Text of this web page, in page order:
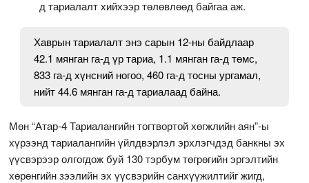
д тариалалт хийхээр төлөвлөөд байгаа аж.
Хаврын тариалалт энэ сарын 12-ны байдлаар
42.1 мянган га-д үр тариа, 1.1 мянган га-д төмс,
833 га-д хүнсний ногоо, 460 га-д тосны ургамал,
нийт 44.6 мянган га-д тариалаад байна.
Мөн “Атар-4 Тариалангийн тогтвортой хөгжлийн аян”-ы
хүрээнд тариалангийн үйлдвэрлэл эрхлэгчдэд банкны эх
үүсвэрээр олгогдож буй 130 тэрбум төгрөгийн эргэлтийн
хөрөнгийн зээлийн эх үүсвэрийн санхүүжилтийг жигд,